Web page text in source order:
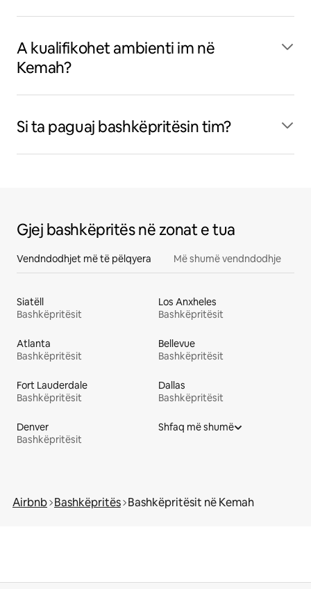
A kualifikohet ambienti im në
Kemah?
Si ta paguaj bashkëpritësin tim?
Gjej bashkëpritës në zonat e tua
Vendndodhjet më të pëlqyera Më shumë vendndodhje
Siatëll
Bashkëpritësit
Los Anxheles
Bashkëpritësit
Atlanta
Bashkëpritësit
Bellevue
Bashkëpritësit
Fort Lauderdale
Bashkëpritësit
Dallas
Bashkëpritësit
Denver
Bashkëpritësit
Shfaq më shumë
Airbnb Bashkëpritës Bashkëpritësit në Kemah